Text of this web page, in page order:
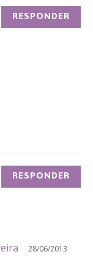
RESPONDER
RESPONDER
28/06/2013